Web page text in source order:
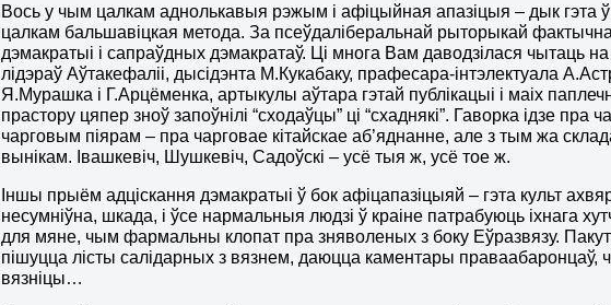
Вось у чым цалкам аднолькавыя рэжым і афіцыйная апазіцыя – дык гэта ў
цалкам бальшавіцкая метода. За псеўдаліберальнай рыторыкай
дэмакратыі і сапраўдных дэмакратаў. Ці многа Вам даводзілася чытаць
лідэраў Аўтакефаліі, дысідэнта М.Кукабаку, прафесара-інтэлектуала
Я.Мурашка і Г.Арцёменка, артыкулы аўтара гэтай публікацыі і маіх
прастору цяпер зноў запоўнілі “сходаўцы” ці “схаднякі”. Гаворка ідзе
чарговым піярам – пра чарговае кітайскае аб’яднанне, але з тым жа
вынікам. Івашкевіч, Шушкевіч, Садоўскі – усё тыя ж, усё тое ж.
Іншы прыём адціскання дэмакратыі ў бок афіцапазіцыяй – гэта культ
несумніўна, шкада, і ўсе нармальныя людзі ў краіне патрабуюць іхнага
для мяне, чым фармальны клопат пра зняволеных з боку Еўразвязу.
пішуцца лісты салідарных з вязнем, даюцца каментары праваабаронцаў,
вязніцы…